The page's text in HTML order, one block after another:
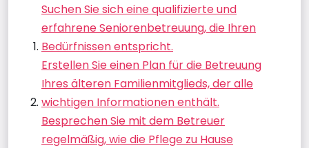
Suchen Sie sich eine qualifizierte und
erfahrene Seniorenbetreuung, die Ihren
Bedürfnissen entspricht.
Erstellen Sie einen Plan für die Betreuung
Ihres älteren Familienmitglieds, der alle
wichtigen Informationen enthält.
Besprechen Sie mit dem Betreuer
regelmäßig, wie die Pflege zu Hause